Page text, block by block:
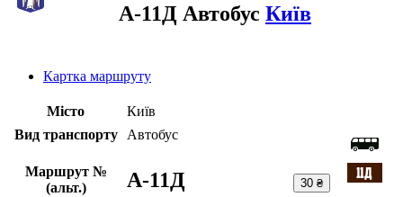
A-11Д Автобус Київ
Картка маршруту
Місто
Київ
Вид транспорту
Автобус
Маршрут №
(альт.)
A-11Д 30 ₴